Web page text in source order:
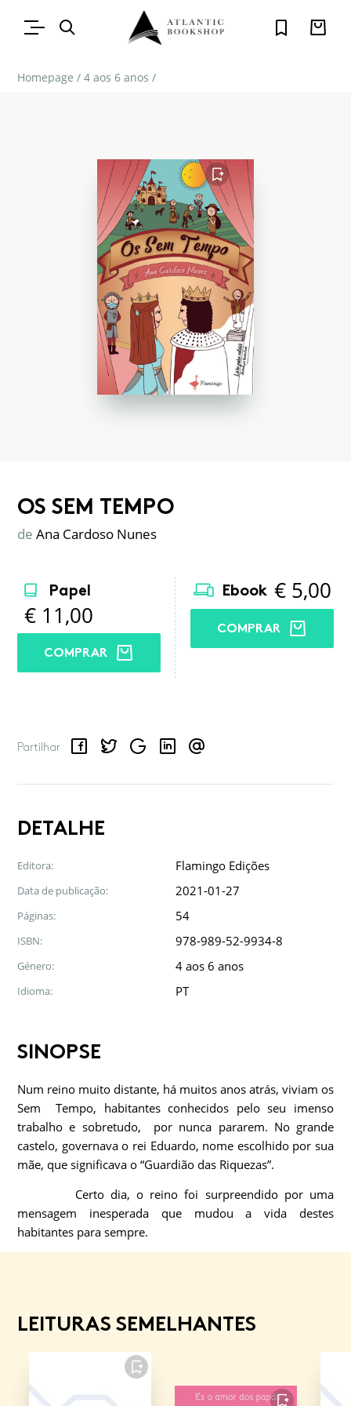
Homepage / 4 aos 6 anos /
FAVORITO
OS SEM TEMPO
de Ana Cardoso Nunes
Papel
€ 11,00
COMPRAR
Ebook € 5,00
COMPRAR
Partilhar
FacebookTwitterGoogle LinkedInEmail
DETALHE
Editora: Flamingo Edições
Data de publicação: 2021-01-27
Páginas: 54
ISBN: 978-989-52-9934-8
Género: 4 aos 6 anos
Idioma: PT
SINOPSE
Num reino muito distante, há muitos anos atrás, viviam os
Sem Tempo, habitantes conhecidos pelo seu imenso
trabalho e sobretudo, por nunca pararem. No grande
castelo, governava o rei Eduardo, nome escolhido por sua
mãe, que significava o “Guardião das Riquezas”.
Certo dia, o reino foi surpreendido por uma
mensagem inesperada que mudou a vida destes
habitantes para sempre.
LEITURAS SEMELHANTES
FAVORITO